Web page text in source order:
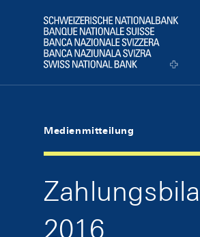
Logo
Medienmitteilung
2016